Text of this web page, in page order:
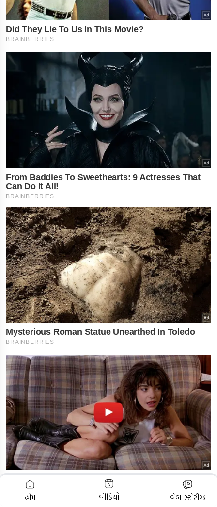
ADVERTISEMENT
હોમ વીડિયો વેબ સ્ટોરીઝ